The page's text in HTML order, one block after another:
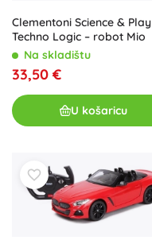
Clementoni Science & Play
Techno Logic – robot Mio
Na skladištu
33,50 €
U košaricu